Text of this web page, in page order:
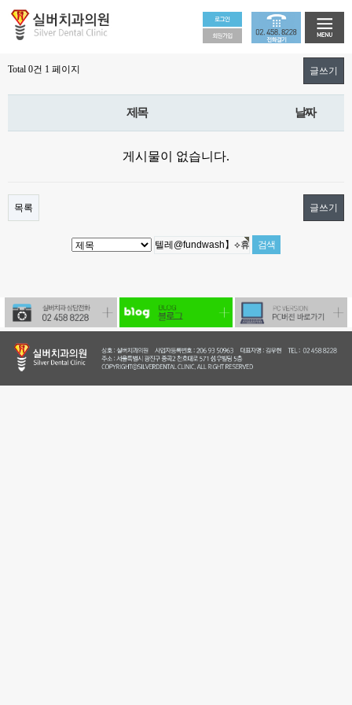
Total 0건 1 페이지 글쓰기
제목 날짜
게시물이 없습니다.
목록 글쓰기